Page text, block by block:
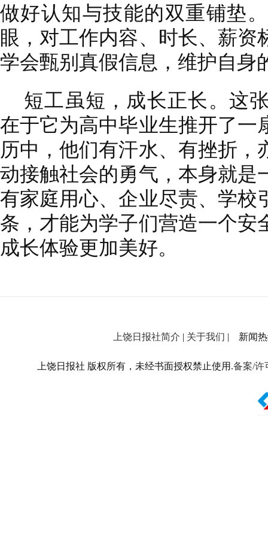
做好认知与技能的双重铺垫
眼，对工作内容、时长、薪
学会甄别真假信息，维护自身
短工虽短，成长正长。这
在于它为高中毕业生推开了一
历中，他们有汗水、有挫折
动接触社会的勇气，本身就是
有家庭用心、企业尽责、学校
条，才能为学子们营造一个安
成长体验更加美好。
上饶日报社简介 | 关于我们 | 新闻热
上饶日报社 版权所有，未经书面授权禁止使用.备案/许